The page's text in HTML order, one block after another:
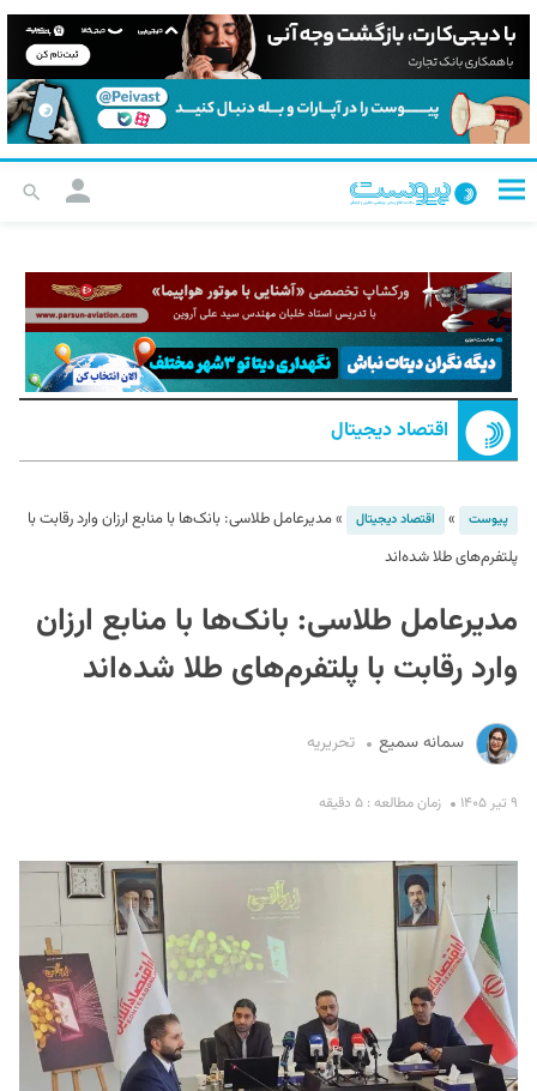
اقتصاد دیجیتال
پیوست » اقتصاد دیجیتال »مدیرعامل طلاسی: بانک‌ها با منابع ارزان وارد رقابت با
پلتفرم‌های طلا شده‌اند
مدیرعامل طلاسی: بانک‌ها با منابع ارزان
وارد رقابت با پلتفرم‌های طلا شده‌اند
سمانه سمیع تحریریه
۹ تیر ۱۴۰۵ زمان مطالعه : ۵ دقیقه